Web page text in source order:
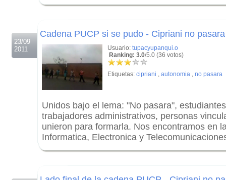
23/09
2011
Cadena PUCP si se pudo - Cipriani no
Usuario: tupacyupanqui.o
Ranking: 3.0/5.0 (36 votos)
Etiquetas: cipriani , autonomia , no pasara
Unidos bajo el lema: "No pasara",
trabajadores administrativos, personas
unieron para formarla. Nos encontramos en
Informatica, Electronica y